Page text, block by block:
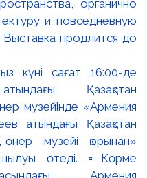
органично
и повседневную
продлится до